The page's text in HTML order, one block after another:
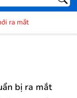
ra mắt
bị ra mắt